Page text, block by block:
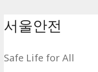
컨
로
서울안전
Safe Life for All